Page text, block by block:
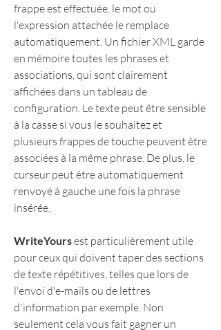
frappe est effectuée, le mot ou
l'expression attachée le remplace
automatiquement. Un fichier XML garde
en mémoire toutes les phrases et
associations, qui sont clairement
affichées dans un tableau de
configuration. Le texte peut être sensible
à la casse si vous le souhaitez et
plusieurs frappes de touche peuvent être
associées à la même phrase. De plus, le
curseur peut être automatiquement
renvoyé à gauche une fois la phrase
insérée.
WriteYours est particulièrement utile
pour ceux qui doivent taper des sections
de texte répétitives, telles que lors de
l'envoi d'e-mails ou de lettres
d'information par exemple. Non
seulement cela vous fait gagner un